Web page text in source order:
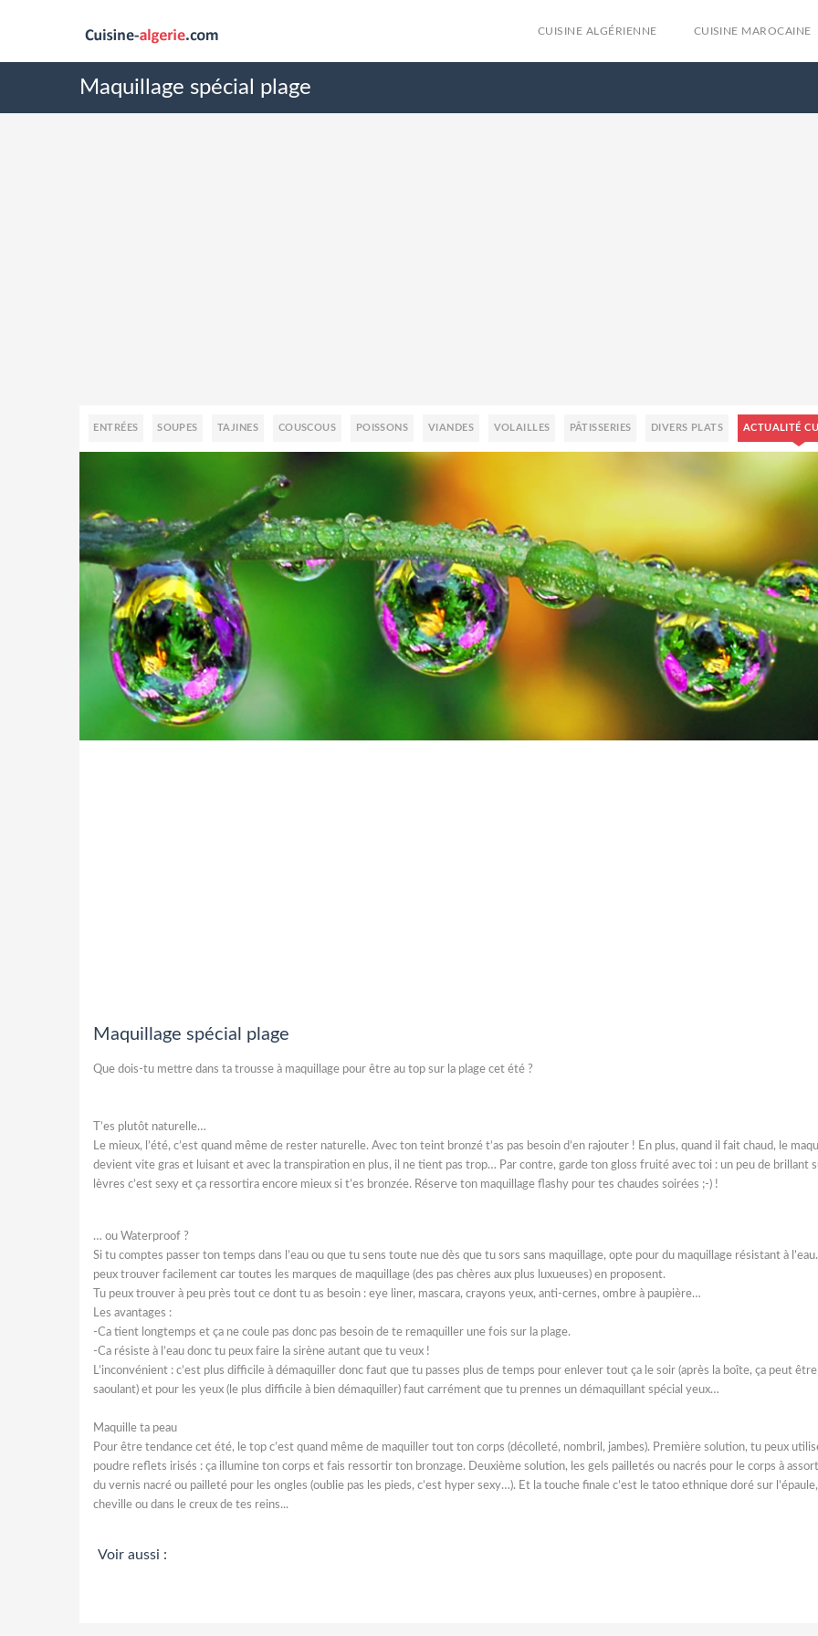
CUISINE ALGÉRIENNE CUISINE MAROCAINE
Maquillage spécial plage
ENTRÉES SOUPES TAJINES COUSCOUS POISSONS VIANDES VOLAILLES PÂTISSERIES DIVERS PLATS ACTUALITÉ
Maquillage spécial plage
Que dois-tu mettre dans ta trousse à maquillage pour être au top sur la plage cet été ?
T’es plutôt naturelle…
Le mieux, l’été, c’est quand même de rester naturelle. Avec ton teint bronzé t’as pas besoin d’en rajouter ! En plus, quand il fait chaud, le
devient vite gras et luisant et avec la transpiration en plus, il ne tient pas trop… Par contre, garde ton gloss fruité avec toi : un peu de brillant
lèvres c’est sexy et ça ressortira encore mieux si t’es bronzée. Réserve ton maquillage flashy pour tes chaudes soirées ;-) !
… ou Waterproof ?
Si tu comptes passer ton temps dans l’eau ou que tu sens toute nue dès que tu sors sans maquillage, opte pour du maquillage résistant à
peux trouver facilement car toutes les marques de maquillage (des pas chères aux plus luxueuses) en proposent.
Tu peux trouver à peu près tout ce dont tu as besoin : eye liner, mascara, crayons yeux, anti-cernes, ombre à paupière…
Les avantages :
-Ca tient longtemps et ça ne coule pas donc pas besoin de te remaquiller une fois sur la plage.
-Ca résiste à l’eau donc tu peux faire la sirène autant que tu veux !
L’inconvénient : c’est plus difficile à démaquiller donc faut que tu passes plus de temps pour enlever tout ça le soir (après la boîte, ça peut être
saoulant) et pour les yeux (le plus difficile à bien démaquiller) faut carrément que tu prennes un démaquillant spécial yeux…
Maquille ta peau
Pour être tendance cet été, le top c’est quand même de maquiller tout ton corps (décolleté, nombril, jambes). Première solution, tu peux
poudre reflets irisés : ça illumine ton corps et fais ressortir ton bronzage. Deuxième solution, les gels pailletés ou nacrés pour le corps à
du vernis nacré ou pailleté pour les ongles (oublie pas les pieds, c’est hyper sexy…). Et la touche finale c’est le tatoo ethnique doré sur
cheville ou dans le creux de tes reins...
Voir aussi :